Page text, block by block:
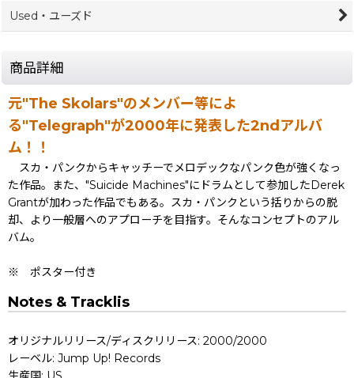
Used・ユーズド
商品詳細
元"The Skolars"のメンバー等によ
る"Telegraph"が2000年に発表した2ndアルバ
ム！！
スカ・パンクからキャッチーでメロデックなパンク色が強くなっ
た作品。また、"Suicide Machines"にドラムとして参加したDerek
Grantが加わった作品でもある。スカ・パンクという括りからの脱
却、より一般層へのアプローチを目指す。そんなコンセプトのアル
バム。
※ ポスター付き
Notes & Tracklis
オリジナルリリース/ディスクリリース: 2000/2000
レーベル: Jump Up! Records